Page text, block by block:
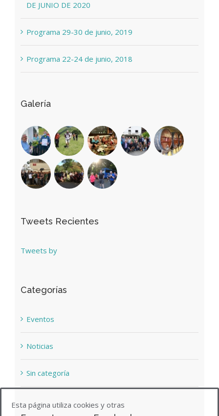
DE JUNIO DE 2020
Programa 29-30 de junio, 2019
Programa 22-24 de junio, 2018
Galería
Tweets Recientes
Tweets by
Categorías
Eventos
Noticias
Sin categoría
Esta página utiliza cookies y otras